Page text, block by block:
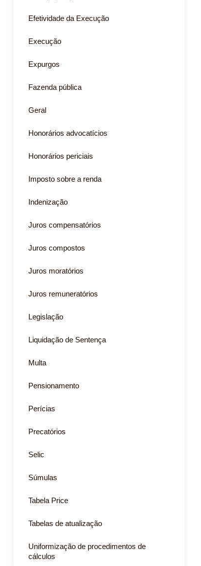
Efetividade da Execução
Execução
Expurgos
Fazenda pública
Geral
Honorários advocatícios
Honorários periciais
Imposto sobre a renda
Indenização
Juros compensatórios
Juros compostos
Juros moratórios
Juros remuneratórios
Legislação
Liquidação de Sentença
Multa
Pensionamento
Perícias
Precatórios
Selic
Súmulas
Tabela Price
Tabelas de atualização
Uniformização de procedimentos de
cálculos